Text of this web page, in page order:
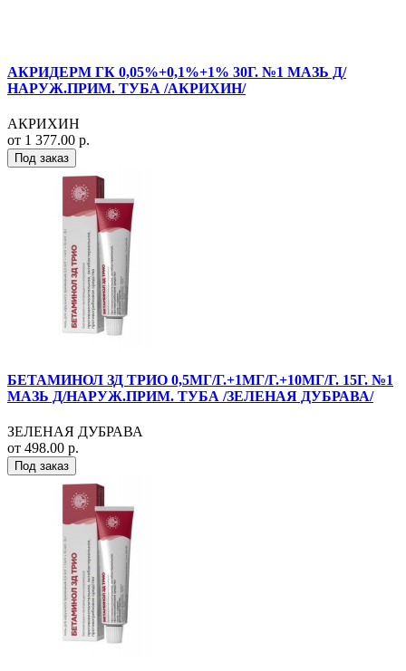
АКРИДЕРМ ГК 0,05%+0,1%+1% 30Г. №1 МАЗЬ Д/
НАРУЖ.ПРИМ. ТУБА /АКРИХИН/
АКРИХИН
от 1 377.00 р.
Под заказ
БЕТАМИНОЛ ЗД ТРИО 0,5МГ/Г.+1МГ/Г.+10МГ/Г. 15Г. №1
МАЗЬ Д/НАРУЖ.ПРИМ. ТУБА /ЗЕЛЕНАЯ ДУБРАВА/
ЗЕЛЕНАЯ ДУБРАВА
от 498.00 р.
Под заказ